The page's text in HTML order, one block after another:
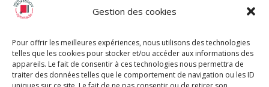
Gestion des cookies
Pour offrir les meilleures expériences, nous utilisons des technologies
telles que les cookies pour stocker et/ou accéder aux informations des
appareils. Le fait de consentir à ces technologies nous permettra de
traiter des données telles que le comportement de navigation ou les ID
Chèque Intermittents
Chèque Compta
Chèque Emploi Spectacle
G-Pods